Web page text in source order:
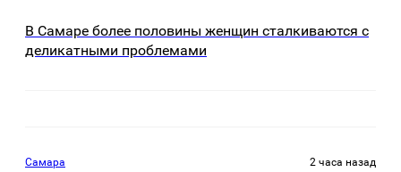
В Самаре более половины женщин сталкиваются с
деликатными проблемами
Самара 2 часа назад